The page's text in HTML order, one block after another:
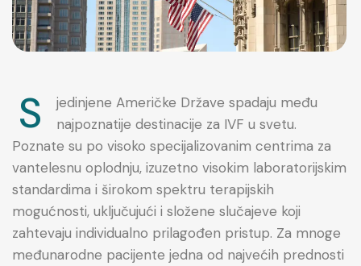
S
jedinjene Američke Države spadaju među
najpoznatije destinacije za IVF u svetu.
Poznate su po visoko specijalizovanim centrima za
vantelesnu oplodnju, izuzetno visokim laboratorijskim
standardima i širokom spektru terapijskih
mogućnosti, uključujući i složene slučajeve koji
zahtevaju individualno prilagođen pristup. Za mnoge
međunarodne pacijente jedna od najvećih prednosti